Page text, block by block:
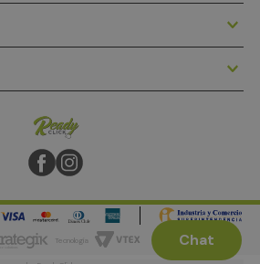
Chat
Tecnología